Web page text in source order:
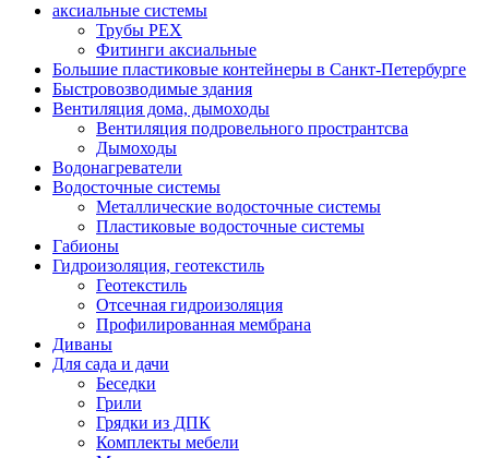
аксиальные системы
Трубы PEX
Фитинги аксиальные
Большие пластиковые контейнеры в Санкт-Петербурге
Быстровозводимые здания
Вентиляция дома, дымоходы
Вентиляция подровельного пространтсва
Дымоходы
Водонагреватели
Водосточные системы
Металлические водосточные системы
Пластиковые водосточные системы
Габионы
Гидроизоляция, геотекстиль
Геотекстиль
Отсечная гидроизоляция
Профилированная мембрана
Диваны
Для сада и дачи
Беседки
Грили
Грядки из ДПК
Комплекты мебели